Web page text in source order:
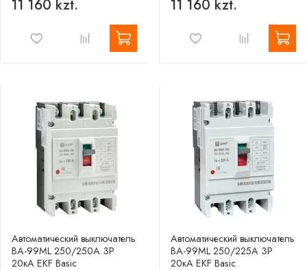
11 160 kzt. 11 160 kzt.
Автоматический выключатель
ВА-99МL 250/250А 3P
20кА EKF Basic
Автоматический выключатель
ВА-99МL 250/225А 3P
20кА EKF Basic